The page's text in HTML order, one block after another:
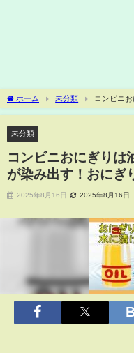
ホーム 未分類
コンビニおにぎり
す！おにぎりの背景①
未分類
コンビニおにぎりは
が染み出す！おにぎ
2025年8月16日 2025年8月16日